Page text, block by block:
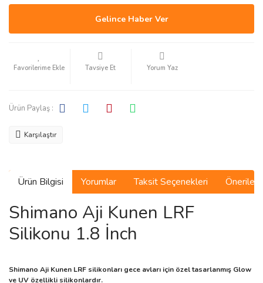
Gelince Haber Ver
Tavsiye Et Yorum Yaz
Ürün Paylaş :
Karşılaştır
Ürün Bilgisi Yorumlar Taksit Seçenekleri
Shimano Aji Kunen LRF
Silikonu 1.8 İnch
Shimano Aji Kunen LRF silikonları gece avları için özel tasarlanmış Glow
ve UV özellikli silikonlardır.